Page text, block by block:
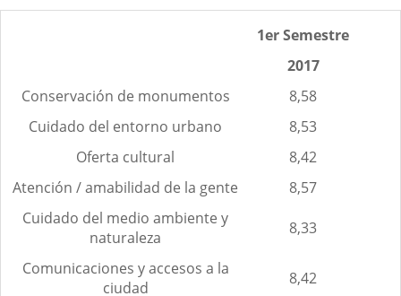
1er Semestre
2017
Conservación de monumentos
8,58
Cuidado del entorno urbano
8,53
Oferta cultural
8,42
Atención / amabilidad de la gente
8,57
Cuidado del medio ambiente y
naturaleza
8,33
Comunicaciones y accesos a la
ciudad
8,42